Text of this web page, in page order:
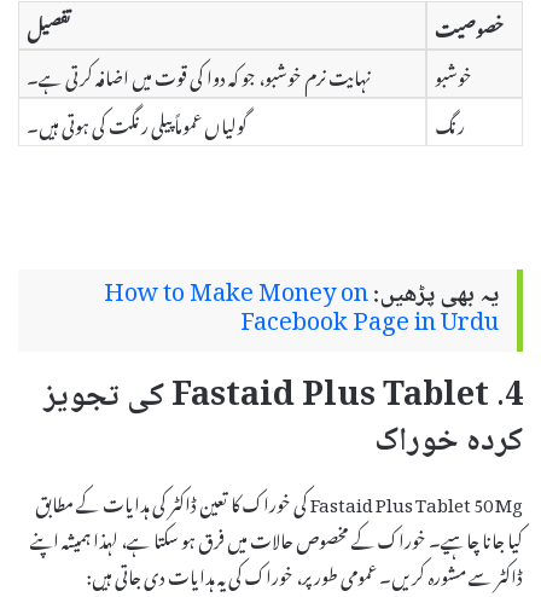
خصوصیت
تفصیل
خوشبو
نہایت نرم خوشبو، جو کہ دوا کی قوت میں اضافہ کرتی ہے۔
رنگ
گولیاں عموماً پیلی رنگت کی ہوتی ہیں۔
یہ بھی پڑھیں:How to Make Money on
Facebook Page in Urdu
4. Fastaid Plus Tablet کی تجویز
کردہ خوراک
Fastaid Plus Tablet 50 Mg کی خوراک کا تعین ڈاکٹر کی ہدایات کے مطابق
کیا جانا چاہیے۔ خوراک کے مخصوص حالات میں فرق ہو سکتا ہے، لہذا ہمیشہ اپنے
ڈاکٹر سے مشورہ کریں۔ عمومی طور پر، خوراک کی یہ ہدایات دی جاتی ہیں: